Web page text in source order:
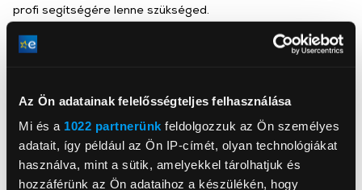
Az Ön adatainak felelősségteljes felhasználása
Mi és a 1022 partnerünk feldolgozzuk az Ön személyes
adatait, így például az Ön IP-címét, olyan technológiákat
használva, mint a sütik, amelyekkel tárolhatjuk és
hozzáférünk az Ön adataihoz a készülékén, hogy
BaByliss SARL
https://babyliss.hu/
babyliss_sav@conair.com
92100, Boulogne-Billancourt,
Quai du Point du Jour - Arcs de Seine 18-20
profi segítségére lenne szükséged.